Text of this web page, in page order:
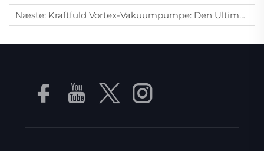
Næste: Kraftfuld Vortex-Vakuumpumpe: Den Ultimative Guide Til Sidekanalsblæser-Teknologi Og Anvendelser